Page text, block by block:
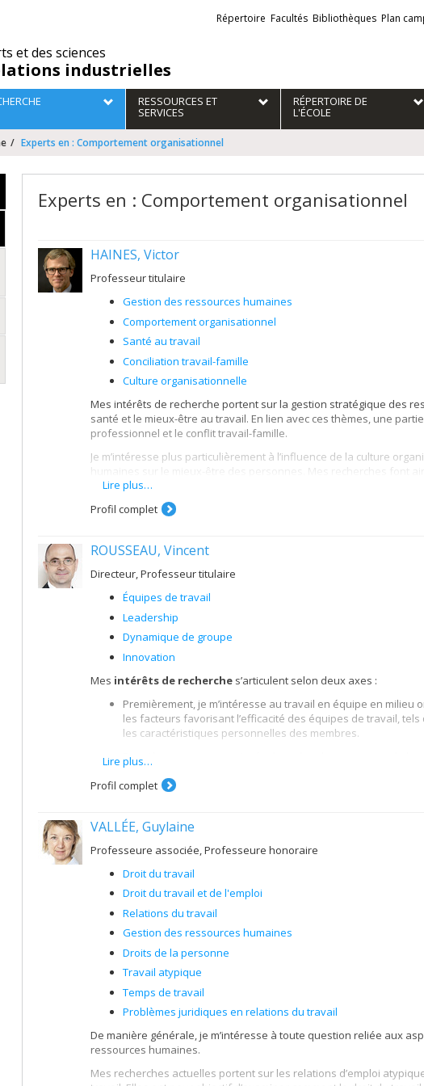
et des sciences
industrielles
Liens
externes
Répertoire Facultés Bibliothèques Plan
RESSOURCES ET
SERVICES
RÉPERTOIRE DE
L'ÉCOLE
Experts en : Comportement organisationnel
Experts en : Comportement organisationnel
HAINES, Victor
Professeur titulaire
Gestion des ressources humaines
Comportement organisationnel
Santé au travail
Conciliation travail-famille
Culture organisationnelle
Mes intérêts de recherche portent sur la gestion stratégique des
santé et le mieux-être au travail. En lien avec ces thèmes, une
professionnel et le conflit travail-famille.
Je m’intéresse plus particulièrement à l’influence de la culture
humaines sur le mieux-être des personnes. Mes recherches font
de l’individu dans son milieu de travail.
Lire plus…
Profil complet
ROUSSEAU, Vincent
Directeur, Professeur titulaire
Équipes de travail
Leadership
Dynamique de groupe
Innovation
Mes intérêts de recherche s’articulent selon deux axes :
Premièrement, je m’intéresse au travail en équipe en
les facteurs favorisant l’efficacité des équipes de travail,
les caractéristiques personnelles des membres.
Deuxièmement, mes activités de recherche concernent le
relationnel susceptible d’influencer grandement le
recherche, j’envisage le leadership selon différentes
Lire plus…
Profil complet
VALLÉE, Guylaine
Professeure associée, Professeure honoraire
Droit du travail
Droit du travail et de l'emploi
Relations du travail
Gestion des ressources humaines
Droits de la personne
Travail atypique
Temps de travail
Problèmes juridiques en relations du travail
De manière générale, je m’intéresse à toute question reliée aux
ressources humaines.
Mes recherches actuelles portent sur les relations d’emploi